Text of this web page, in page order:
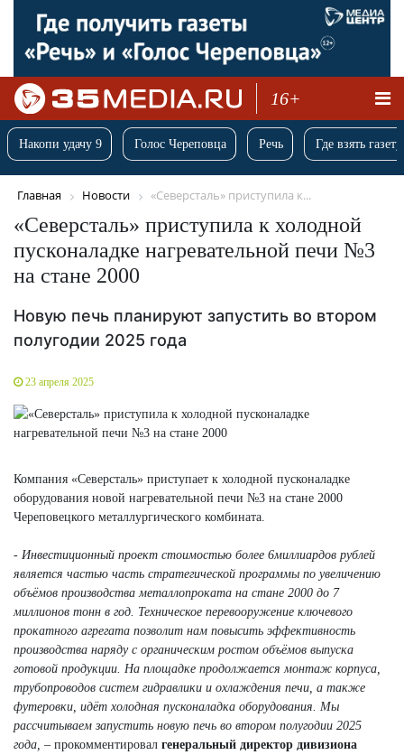
16+
Накопи удачу 9 Голос Череповца Речь Где взять
Главная Новости «Северсталь» приступила к...
«Северсталь» приступила к холодной
пусконаладке нагревательной печи №3
на стане 2000
Новую печь планируют запустить во втором
полугодии 2025 года
23 апреля 2025
Компания «Северсталь» приступает к холодной пусконаладке
оборудования новой нагревательной печи №3 на стане 2000
Череповецкого металлургического комбината.
- Инвестиционный проект стоимостью более 6миллиардов рублей
является частью часть стратегической программы по увеличению
объёмов производства металлопроката на стане 2000 до 7
миллионов тонн в год. Техническое перевооружение ключевого
прокатного агрегата позволит нам повысить эффективность
производства наряду с органическим ростом объёмов выпуска
готовой продукции. На площадке продолжается монтаж корпуса,
трубопроводов систем гидравлики и охлаждения печи, а также
футеровки, идёт холодная пусконаладка оборудования. Мы
рассчитываем запустить новую печь во втором полугодии 2025
года, – прокомментировал генеральный директор дивизиона